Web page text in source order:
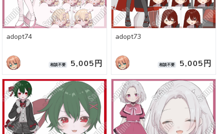
adopt74
相談不要 5,005円
adopt73
相談不要 5,005円